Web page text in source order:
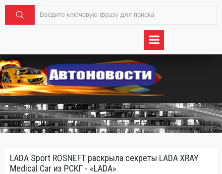
LADA Sport ROSNEFT раскрыла секреты LADA XRAY
Medical Car из РСКГ - «LADA»